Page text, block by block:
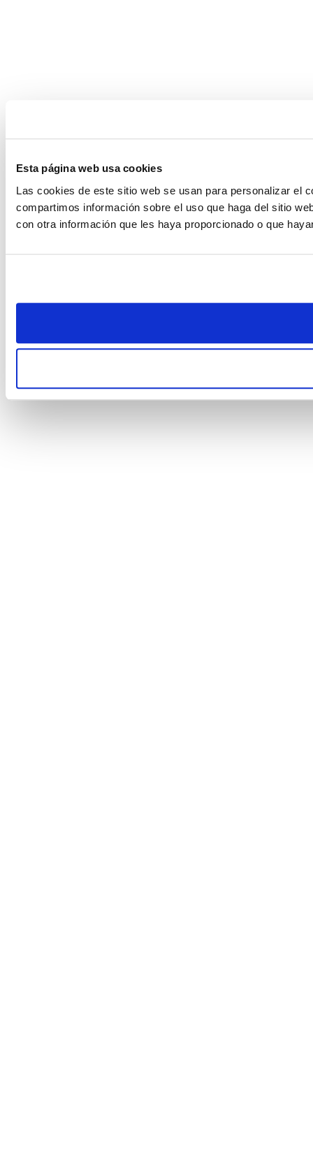
Esta página web usa cookies
Las cookies de este sitio web se usan para personalizar el
compartimos información sobre el uso que haga del sitio
con otra información que les haya proporcionado o que